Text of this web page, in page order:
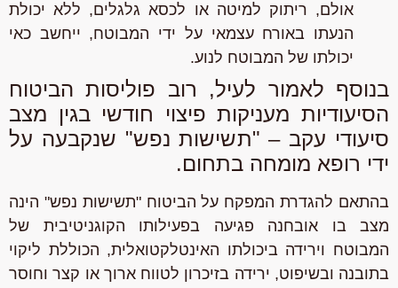
אולם, ריתוק למיטה או לכסא גלגלים, ללא יכולת
הנעתו באורח עצמאי על ידי המבוטח, ייחשב כאי
יכולתו של המבוטח לנוע.
בנוסף לאמור לעיל, רוב פוליסות הביטוח
הסיעודיות מעניקות פיצוי חודשי בגין מצב
סיעודי עקב – "תשישות נפש" שנקבעה על
ידי רופא מומחה בתחום.
בהתאם להגדרת המפקח על הביטוח "תשישות נפש" הינה
מצב בו אובחנה פגיעה בפעילותו הקוגניטיבית של
המבוטח וירידה ביכולתו האינטלקטואלית, הכוללת ליקוי
בתובנה ובשיפוט, ירידה בזיכרון לטווח ארוך או קצר וחוסר